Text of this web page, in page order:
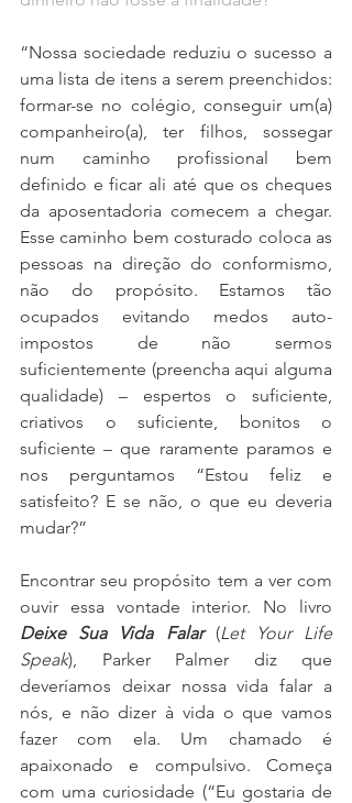
“Nossa sociedade reduziu o sucesso a
uma lista de itens a serem preenchidos:
formar-se no colégio, conseguir um(a)
companheiro(a), ter filhos, sossegar
num caminho profissional bem
definido e ficar ali até que os cheques
da aposentadoria comecem a chegar.
Esse caminho bem costurado coloca as
pessoas na direção do conformismo,
não do propósito. Estamos tão
ocupados evitando medos auto-
impostos de não sermos
suficientemente (preencha aqui alguma
qualidade) – espertos o suficiente,
criativos o suficiente, bonitos o
suficiente – que raramente paramos e
nos perguntamos “Estou feliz e
satisfeito? E se não, o que eu deveria
mudar?”
Encontrar seu propósito tem a ver com
Deixe Sua Vida Falar (Let Your Life
Speak), Parker Palmer diz que
deveríamos deixar nossa vida falar a
nós, e não dizer à vida o que vamos
fazer com ela. Um chamado é
apaixonado e compulsivo. Começa
com uma curiosidade (“Eu gostaria de